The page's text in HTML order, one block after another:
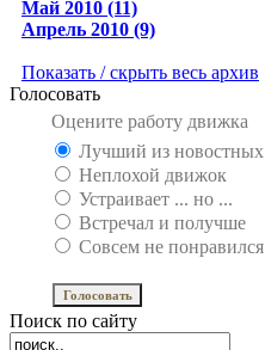
Май 2010 (11)
Апрель 2010 (9)
Показать / скрыть весь архив
Голосовать
Оцените работу движка
Лучший из новостных
Неплохой движок
Устраивает ... но ...
Встречал и получше
Совсем не понравился
Поиск по сайту